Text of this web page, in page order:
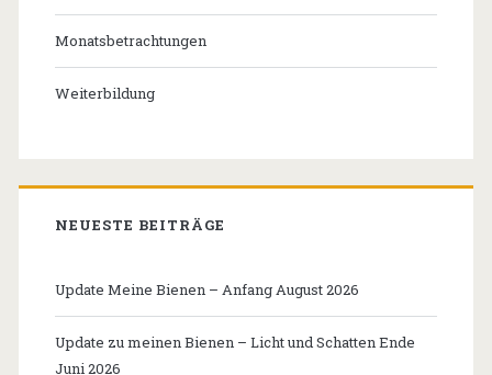
Monatsbetrachtungen
Weiterbildung
NEUESTE BEITRÄGE
Update Meine Bienen – Anfang August 2026
Update zu meinen Bienen – Licht und Schatten Ende
Juni 2026